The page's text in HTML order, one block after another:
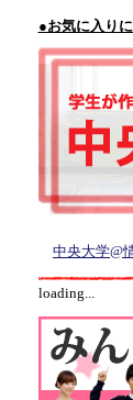
●お気に入り
中央大学@
loading...